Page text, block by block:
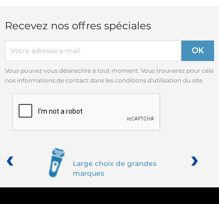
Recevez nos offres spéciales
Vous pouvez vous désinscrire à tout moment. Vous trouverez pour cela
nos informations de contact dans les conditions d'utilisation du site.
Large choix de grandes
marques
‹ ›